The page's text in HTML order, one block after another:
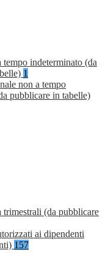
tempo indeterminato (da
1
non a tempo
pubblicare in tabelle)
trimestrali (da pubblicare
ai dipendenti
157